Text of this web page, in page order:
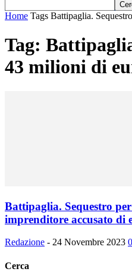
Home Tags Battipaglia.
Tag:
43 milioni di
Battipaglia. Sequestro
imprenditore accusato di
Redazione - 24 Novembre 2023 0
Cerca